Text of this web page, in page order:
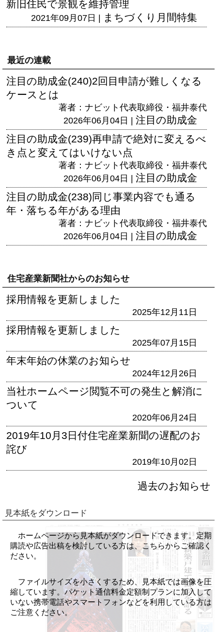
新旧住民で景観を維持管理
2021年09月07日 | まちづくり月間特集
最近の連載
注目の助成金(240)2回目申請が難しくなる
ケースとは
著者：ナビット代表取締役・福井泰代
2026年06月04日 | 注目の助成金
注目の助成金(239)再申請で絶対に変えるべ
き点と変えてはいけない点
著者：ナビット代表取締役・福井泰代
2026年06月04日 | 注目の助成金
注目の助成金(238)同じ事業内容でも通る
年・落ちる年がある理由
著者：ナビット代表取締役・福井泰代
2026年06月04日 | 注目の助成金
住宅産業新聞社からのお知らせ
採用情報を更新しました
2025年12月11日
採用情報を更新しました
2025年07月15日
年末年始の休業のお知らせ
2024年12月26日
当社ホームページ閲覧不可の発生と解消に
ついて
2020年06月24日
2019年10月3日付住宅産業新聞の遅配のお
詫び
2019年10月02日
過去のお知らせ
見本紙をダウンロード
ホームページから見本紙がダウンロードできます。定期
購読や広告出稿を検討している方は、こちらからご確認く
ださい。
ファイルサイズを小さくするため、見本紙では画像を圧
縮しています。パケット通信料金定額制プランに加入して
いない携帯電話やスマートフォンなどを利用している方は
ご注意ください。